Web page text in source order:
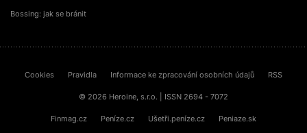
Bossing: jak se bránit
Cookies Pravidla Informace ke zpracování osobních údajů RSS
© 2026 Heroine, s.r.o. | ISSN 2694 - 7072
Finmag.cz Peníze.cz Ušetři.peníze.cz Peniaze.sk